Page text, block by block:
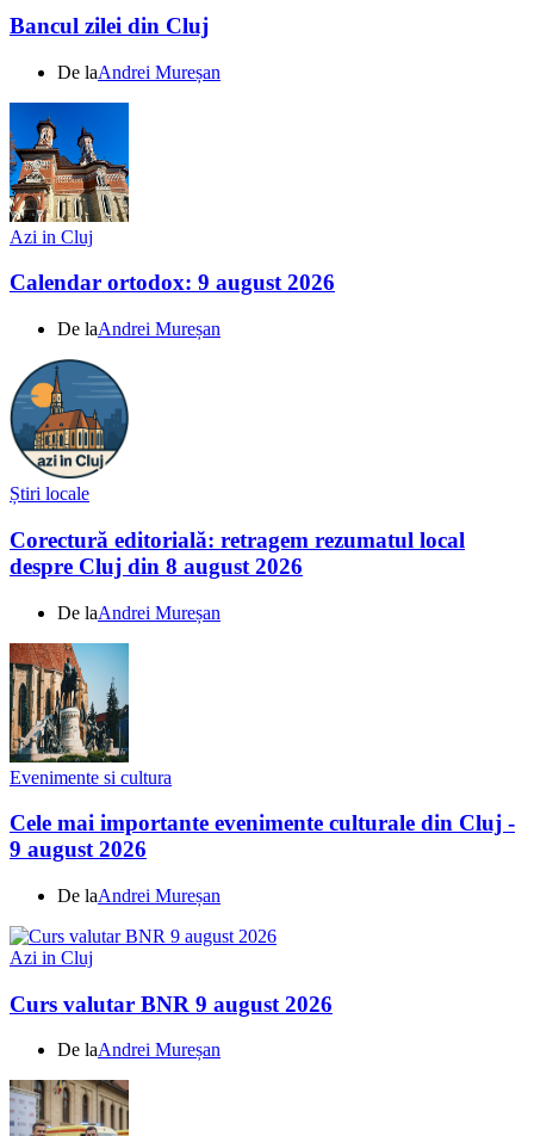
Bancul zilei din Cluj
De laAndrei Mureșan
Azi in Cluj
Calendar ortodox: 9 august 2026
De laAndrei Mureșan
Știri locale
Corectură editorială: retragem rezumatul local
despre Cluj din 8 august 2026
De laAndrei Mureșan
Evenimente si cultura
Cele mai importante evenimente culturale din Cluj -
9 august 2026
De laAndrei Mureșan
Azi in Cluj
Curs valutar BNR 9 august 2026
De laAndrei Mureșan